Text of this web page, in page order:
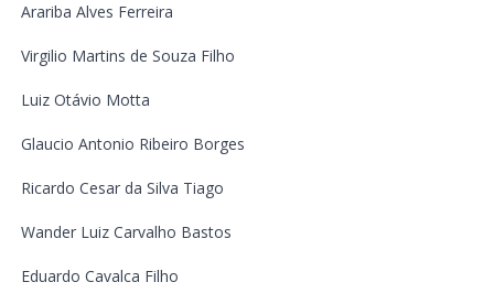
Arariba Alves Ferreira
Virgilio Martins de Souza Filho
Luiz Otávio Motta
Glaucio Antonio Ribeiro Borges
Ricardo Cesar da Silva Tiago
Wander Luiz Carvalho Bastos
Eduardo Cavalca Filho